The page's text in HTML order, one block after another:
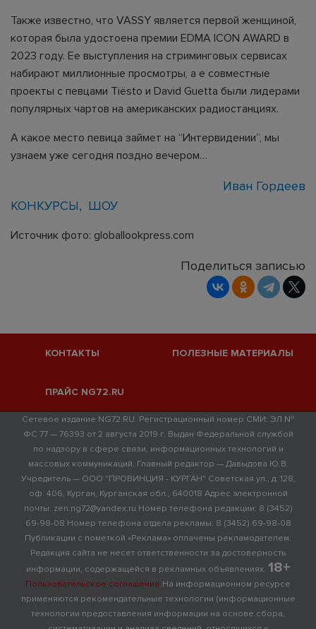
Также известно, что VASSY является первой женщиной,
которая была удостоена премии EDMA ICON AWARD в
2023 году. Ее выступления на стриминговых сервисах
набирают миллионные просмотры, а е совместные
проекты с певцами Tiësto и David Guetta были лидерами
популярных чартов на американских радиостанциях.
А какое место певица займет на “Интервидении”, мы
узнаем уже сегодня поздно вечером…
Иван Гордеев
КОНКУРСЫ
ШОУ
Источник фото: globallookpress.com
Поделиться записью
КОНТАКТЫ ПОЛЕЗНЫЕ МАТЕРИАЛЫ
ПРАЙС NG72.RU
Сетевое издание NG72.RU. Регистрационный номер СМИ: ЭЛ №
ФС 77 — 76393 от 2 августа 2019 г. Выдан Федеральной службой
по надзору в сфере связи, информационных технологий и
массовых коммуникаций. Главный редактор — Давыдова Ю.В.
Учредитель — ООО "ПРОВИНЦИЯ - КУРГАН" Советская ул., д. 128,
оф. 406, Курган, Курганская обл., 640018 Адрес электронной
почты: zen.ng72@yandex.ru Номер телефона редакции: 8 (3452)
69-98-08 Номер телефона отдела рекламы: 8 (3452) 69-98-08
Публикации с пометкой «Реклама» оплачены рекламодателем.
Редакция сайта не несет ответственности за достоверность
информации, содержащейся в рекламных объявлениях. 18+
Пользовательское соглашение На информационном ресурсе
применяются рекомендательные технологии (информационные
технологии предоставления информации на основе сбора,